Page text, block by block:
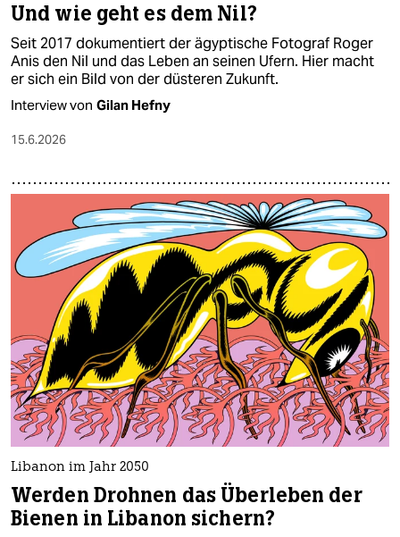
Und wie geht es dem Nil?
Seit 2017 dokumentiert der ägyptische Fotograf Roger
Anis den Nil und das Leben an seinen Ufern. Hier macht
er sich ein Bild von der düsteren Zukunft.
Interview von Gilan Hefny
15.6.2026
Libanon im Jahr 2050
Werden Drohnen das Überleben der
Bienen in Libanon sichern?